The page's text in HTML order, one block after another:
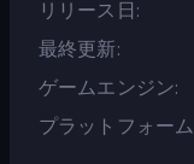
リリース日
最終更新
ゲームエンジン
プラットフォーム